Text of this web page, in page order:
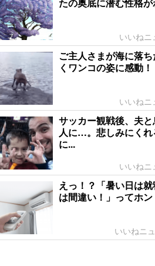
たの奥底に潜む性格が
いいねニ
ご主人さまが海に落
くワンコの姿に感動！
いいねニ
サッカー観戦後、夫
人に…。悲しみにく
に...
いいねニ
えっ！？「暑い日は
は間違い！」ってホン
いいねニ